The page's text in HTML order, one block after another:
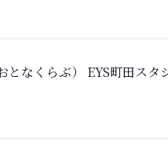
となくらぶ） EYS町田スタ